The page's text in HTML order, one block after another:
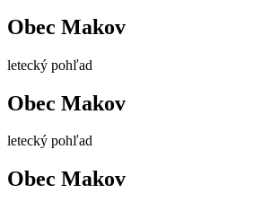
Obec Makov
letecký pohľad
Obec Makov
letecký pohľad
Obec Makov